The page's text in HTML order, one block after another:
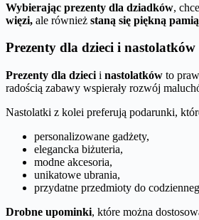
Wybierając prezenty dla dziadków,
więzi, ale również staną się piękną
Prezenty dla dzieci i nastolatków
Prezenty dla dzieci i nastolatków to
radością zabawy wspierały rozwój
Nastolatki z kolei preferują podarunki,
personalizowane gadżety,
elegancka biżuteria,
modne akcesoria,
unikatowe ubrania,
przydatne przedmioty do
Drobne upominki, które można